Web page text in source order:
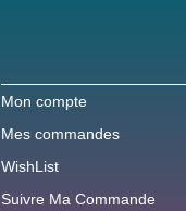
Mon compte
Mes commandes
WishList
Suivre Ma Commande